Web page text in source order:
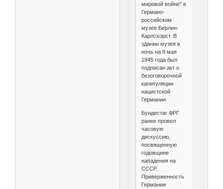
мировой войне" в
Германо-
российском
музее Берлин-
Карлсхорст. В
здании музея в
ночь на 9 мая
1945 года был
подписан акт о
безоговорочной
капитуляции
нацистской
Германии.
Бундестаг ФРГ
ранее провел
часовую
дискуссию,
посвященную
годовщине
нападения на
СССР.
Приверженность
Германии